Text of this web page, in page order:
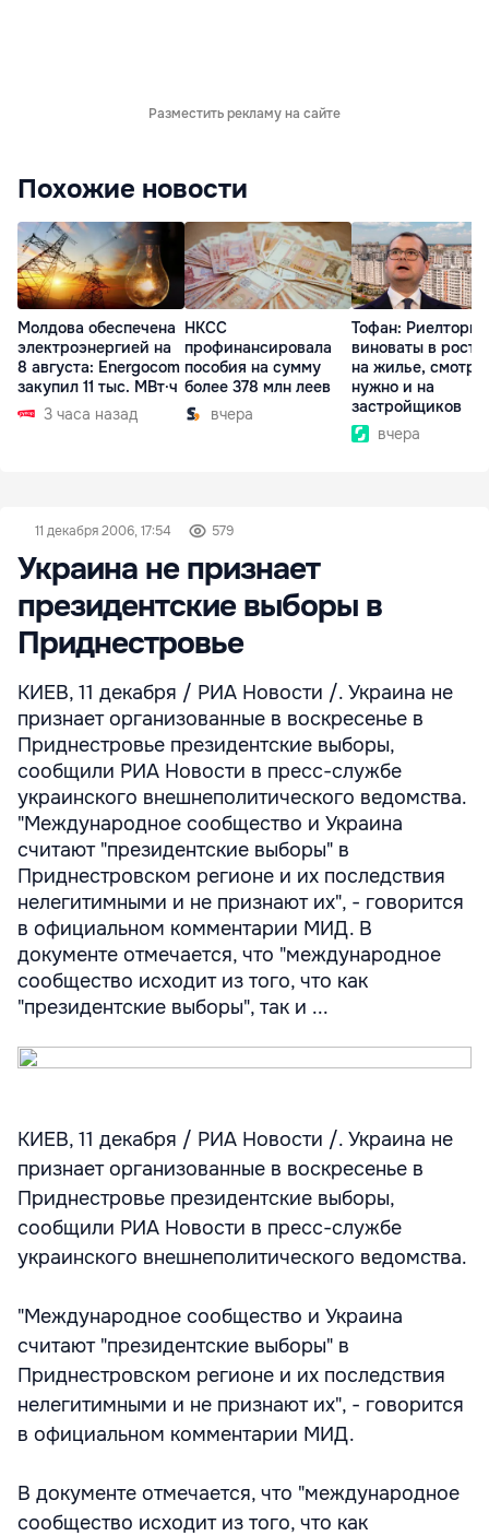
Разместить рекламу на сайте
Похожие новости
Молдова обеспечена
электроэнергией на
8 августа: Energocom
закупил 11 тыс. МВт·ч
3 часа назад
НКСС
профинансировала
пособия на сумму
более 378 млн леев
вчера
Тофан: Риелторы
виноваты в росте
на жилье,
нужно и на
застройщиков
вчера
11 декабря 2006, 17:54 579
Украина не признает
президентские выборы в
Приднестровье
КИЕВ, 11 декабря / РИА Новости /. Украина не
признает организованные в воскресенье в
Приднестровье президентские выборы,
сообщили РИА Новости в пресс-службе
украинского внешнеполитического ведомства.
"Международное сообщество и Украина
считают "президентские выборы" в
Приднестровском регионе и их последствия
нелегитимными и не признают их", - говорится
в официальном комментарии МИД. В
документе отмечается, что "международное
сообщество исходит из того, что как
"президентские выборы", так и ...
КИЕВ, 11 декабря / РИА Новости /. Украина не
признает организованные в воскресенье в
Приднестровье президентские выборы,
сообщили РИА Новости в пресс-службе
украинского внешнеполитического ведомства.
"Международное сообщество и Украина
считают "президентские выборы" в
Приднестровском регионе и их последствия
нелегитимными и не признают их", - говорится
в официальном комментарии МИД.
В документе отмечается, что "международное
сообщество исходит из того, что как